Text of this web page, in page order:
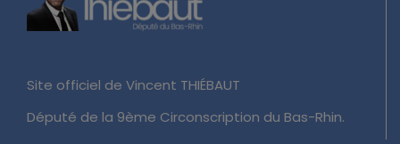
Site officiel de Vincent THIÉBAUT
Député de la 9ème Circonscription du Bas-Rhin.